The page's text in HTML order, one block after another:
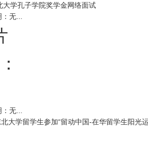
大学孔子学院奖学金网络面试
北大学留学生参加“留动中国-在华留学生阳光